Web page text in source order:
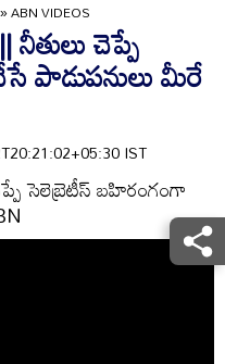
»ABN VIDEOS
చెప్పే
పాడుపనులు మీరే
IST
సెలెబ్రెటీస్ బహిరంగంగా